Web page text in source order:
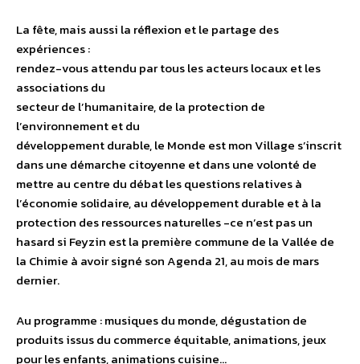
La fête, mais aussi la réflexion et le partage des
expériences :
rendez-vous attendu par tous les acteurs locaux et les
associations du
secteur de l’humanitaire, de la protection de
l’environnement et du
développement durable, le Monde est mon Village s’inscrit
dans une démarche citoyenne et dans une volonté de
mettre au centre du débat les questions relatives à
l’économie solidaire, au développement durable et à la
protection des ressources naturelles -ce n’est pas un
hasard si Feyzin est la première commune de la Vallée de
la Chimie à avoir signé son Agenda 21, au mois de mars
dernier.
Au programme : musiques du monde, dégustation de
produits issus du commerce équitable, animations, jeux
pour les enfants, animations cuisine…